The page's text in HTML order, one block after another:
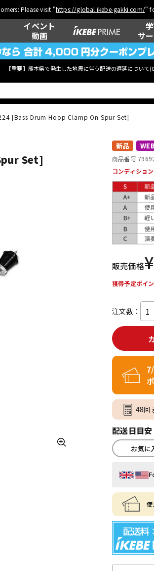
Please visit "https://global.ikebe-gakki.com/"
イベント
動画
サ
【重要】熊本県で発生した地震に伴う配送の遅延について(
ウクレ
その他
レコー
グ機器
[Bass Drum Hoop Clamp On Spur Set]
Set]
新品
商品番号
コンディション
販売価格¥
獲得予定ポイン
注文数：
48回
配送日目
お気に